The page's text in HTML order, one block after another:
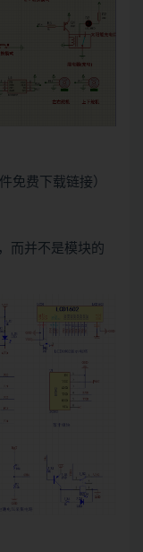
费下载链接）
而并不是模块的